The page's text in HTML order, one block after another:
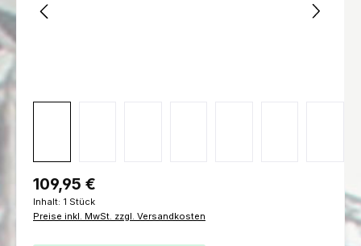
Regulärer Preis:
109,95 €
Inhalt: 1 Stück
Preise inkl. MwSt. zzgl. Versandkosten